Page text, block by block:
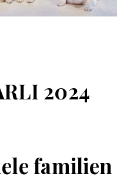
2024
familien